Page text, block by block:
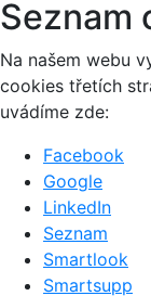
Seznam
Na našem webu
cookies třetích
uvádíme zde:
Facebook
Google
LinkedIn
Seznam
Smartlook
Smartsupp